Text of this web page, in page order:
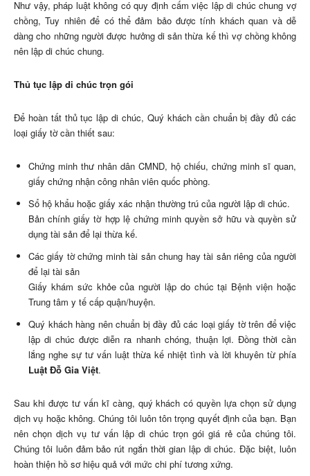
Như vậy, pháp luật không có quy định cấm việc lập di chúc chung vợ
chồng, Tuy nhiên để có thể đảm bảo được tính khách quan và dễ
dàng cho những người được hưởng di sản thừa kế thì vợ chồng không
nên lập di chúc chung.
Thủ tục lập di chúc trọn gói
Để hoàn tất thủ tục lập di chúc, Quý khách cần chuẩn bị đầy đủ các
loại giấy tờ cần thiết sau:
Chứng minh thư nhân dân CMND, hộ chiếu, chứng minh sĩ quan,
giấy chứng nhận công nhân viên quốc phòng.
Sổ hộ khẩu hoặc giấy xác nhận thường trú của người lập di chúc.
Bản chính giấy tờ hợp lệ chứng minh quyền sở hữu và quyền sử
dụng tài sản để lại thừa kế.
Các giấy tờ chứng minh tài sản chung hay tài sản riêng của người
để lại tài sản
Giấy khám sức khỏe của người lập do chúc tại Bệnh viện hoặc
Trung tâm y tế cấp quận/huyện.
Quý khách hàng nên chuẩn bị đầy đủ các loại giấy tờ trên để việc
lập di chúc được diễn ra nhanh chóng, thuận lợi. Đồng thời cần
lắng nghe sự tư vấn luật thừa kế nhiệt tình và lời khuyên từ phía
Luật Đỗ Gia Việt.
Sau khi được tư vấn kĩ càng, quý khách có quyền lựa chọn sử dụng
dịch vụ hoặc không. Chúng tôi luôn tôn trọng quyết định của bạn. Bạn
nên chọn dịch vụ tư vấn lập di chúc trọn gói giá rẻ của chúng tôi.
Chúng tôi luôn đảm bảo rút ngắn thời gian lập di chúc. Đặc biệt, luôn
hoàn thiện hồ sơ hiệu quả với mức chi phí tương xứng.